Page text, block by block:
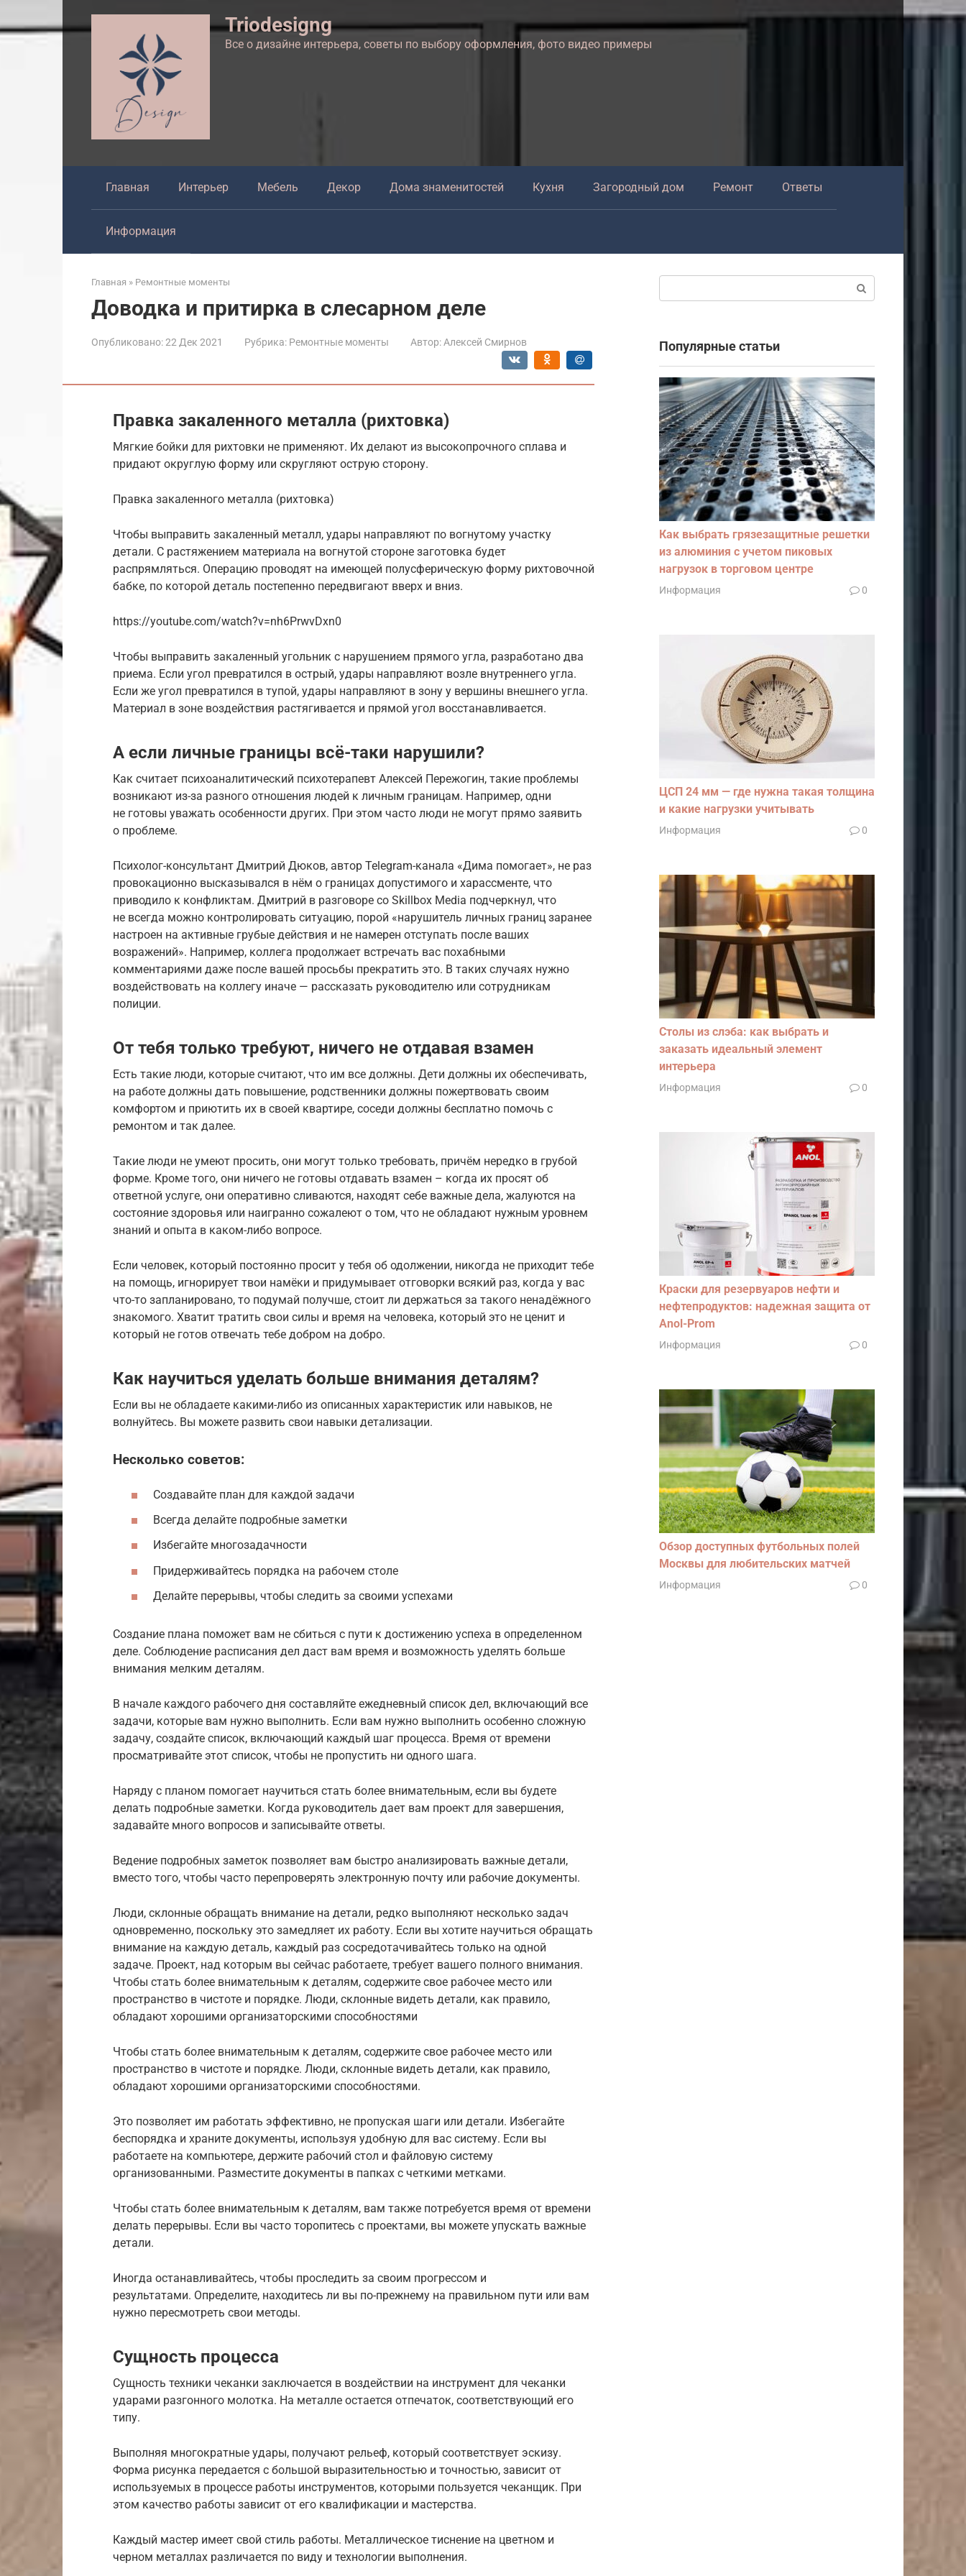
к
Triodesigng
Все о дизайне интерьера, советы по выбору оформления, фото видео примеры
Главная Интерьер Мебель Декор Дома знаменитостей Кухня Загородный дом Ремонт Ответы
Информация
Главная » Ремонтные моменты
Доводка и притирка в слесарном деле
Опубликовано:22 Дек 2021 Рубрика: Ремонтные моменты Автор: Алексей Смирнов
Правка закаленного металла (рихтовка)
Мягкие бойки для рихтовки не применяют. Их делают из высокопрочного сплава и
придают округлую форму или скругляют острую сторону.
Правка закаленного металла (рихтовка)
Чтобы выправить закаленный металл, удары направляют по вогнутому участку
детали. С растяжением материала на вогнутой стороне заготовка будет
распрямляться. Операцию проводят на имеющей полусферическую форму рихтовочной
бабке, по которой деталь постепенно передвигают вверх и вниз.
https://youtube.com/watch?v=nh6PrwvDxn0
Чтобы выправить закаленный угольник с нарушением прямого угла, разработано два
приема. Если угол превратился в острый, удары направляют возле внутреннего угла.
Если же угол превратился в тупой, удары направляют в зону у вершины внешнего угла.
Материал в зоне воздействия растягивается и прямой угол восстанавливается.
А если личные границы всё-таки нарушили?
Как считает психоаналитический психотерапевт Алексей Пережогин, такие проблемы
возникают из-за разного отношения людей к личным границам. Например, одни
не готовы уважать особенности других. При этом часто люди не могут прямо заявить
о проблеме.
Психолог-консультант Дмитрий Дюков, автор Telegram-канала «Дима помогает», не раз
провокационно высказывался в нём о границах допустимого и харассменте, что
приводило к конфликтам. Дмитрий в разговоре со Skillbox Media подчеркнул, что
не всегда можно контролировать ситуацию, порой «нарушитель личных границ заранее
настроен на активные грубые действия и не намерен отступать после ваших
возражений». Например, коллега продолжает встречать вас похабными
комментариями даже после вашей просьбы прекратить это. В таких случаях нужно
воздействовать на коллегу иначе — рассказать руководителю или сотрудникам
полиции.
От тебя только требуют, ничего не отдавая взамен
Есть такие люди, которые считают, что им все должны. Дети должны их обеспечивать,
на работе должны дать повышение, родственники должны пожертвовать своим
комфортом и приютить их в своей квартире, соседи должны бесплатно помочь с
ремонтом и так далее.
Такие люди не умеют просить, они могут только требовать, причём нередко в грубой
форме. Кроме того, они ничего не готовы отдавать взамен – когда их просят об
ответной услуге, они оперативно сливаются, находят себе важные дела, жалуются на
состояние здоровья или наигранно сожалеют о том, что не обладают нужным уровнем
знаний и опыта в каком-либо вопросе.
Если человек, который постоянно просит у тебя об одолжении, никогда не приходит тебе
на помощь, игнорирует твои намёки и придумывает отговорки всякий раз, когда у вас
что-то запланировано, то подумай получше, стоит ли держаться за такого ненадёжного
знакомого. Хватит тратить свои силы и время на человека, который это не ценит и
который не готов отвечать тебе добром на добро.
Как научиться уделать больше внимания деталям?
Если вы не обладаете какими-либо из описанных характеристик или навыков, не
волнуйтесь. Вы можете развить свои навыки детализации.
Несколько советов:
Создавайте план для каждой задачи
Всегда делайте подробные заметки
Избегайте многозадачности
Придерживайтесь порядка на рабочем столе
Делайте перерывы, чтобы следить за своими успехами
Создание плана поможет вам не сбиться с пути к достижению успеха в определенном
деле. Соблюдение расписания дел даст вам время и возможность уделять больше
внимания мелким деталям.
В начале каждого рабочего дня составляйте ежедневный список дел, включающий все
задачи, которые вам нужно выполнить. Если вам нужно выполнить особенно сложную
задачу, создайте список, включающий каждый шаг процесса. Время от времени
просматривайте этот список, чтобы не пропустить ни одного шага.
Наряду с планом помогает научиться стать более внимательным, если вы будете
делать подробные заметки. Когда руководитель дает вам проект для завершения,
задавайте много вопросов и записывайте ответы.
Ведение подробных заметок позволяет вам быстро анализировать важные детали,
вместо того, чтобы часто перепроверять электронную почту или рабочие документы.
Люди, склонные обращать внимание на детали, редко выполняют несколько задач
одновременно, поскольку это замедляет их работу. Если вы хотите научиться обращать
внимание на каждую деталь, каждый раз сосредотачивайтесь только на одной
задаче. Проект, над которым вы сейчас работаете, требует вашего полного внимания.
Чтобы стать более внимательным к деталям, содержите свое рабочее место или
пространство в чистоте и порядке. Люди, склонные видеть детали, как правило,
обладают хорошими организаторскими способностями
Чтобы стать более внимательным к деталям, содержите свое рабочее место или
пространство в чистоте и порядке. Люди, склонные видеть детали, как правило,
обладают хорошими организаторскими способностями.
Это позволяет им работать эффективно, не пропуская шаги или детали. Избегайте
беспорядка и храните документы, используя удобную для вас систему. Если вы
работаете на компьютере, держите рабочий стол и файловую систему
организованными. Разместите документы в папках с четкими метками.
Чтобы стать более внимательным к деталям, вам также потребуется время от времени
делать перерывы. Если вы часто торопитесь с проектами, вы можете упускать важные
детали.
Иногда останавливайтесь, чтобы проследить за своим прогрессом и
результатами. Определите, находитесь ли вы по-прежнему на правильном пути или вам
нужно пересмотреть свои методы.
Сущность процесса
Сущность техники чеканки заключается в воздействии на инструмент для чеканки
ударами разгонного молотка. На металле остается отпечаток, соответствующий его
типу.
Выполняя многократные удары, получают рельеф, который соответствует эскизу.
Форма рисунка передается с большой выразительностью и точностью, зависит от
используемых в процессе работы инструментов, которыми пользуется чеканщик. При
этом качество работы зависит от его квалификации и мастерства.
Каждый мастер имеет свой стиль работы. Металлическое тиснение на цветном и
черном металлах различается по виду и технологии выполнения.
Популярные статьи
Как выбрать грязезащитные решетки
из алюминия с учетом пиковых
нагрузок в торговом центре
Информация 0
ЦСП 24 мм — где нужна такая толщина
и какие нагрузки учитывать
Информация 0
Столы из слэба: как выбрать и
заказать идеальный элемент
интерьера
Информация 0
Краски для резервуаров нефти и
нефтепродуктов: надежная защита от
Anol-Prom
Информация 0
Обзор доступных футбольных полей
Москвы для любительских матчей
Информация 0